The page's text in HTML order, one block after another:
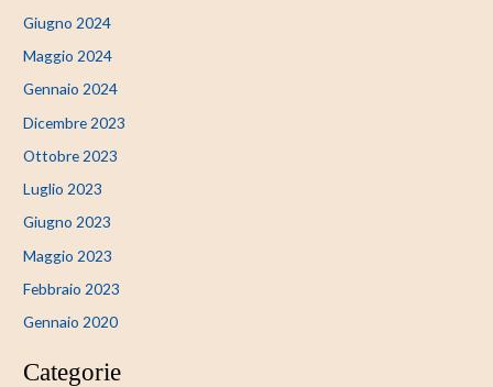
Giugno 2024
Maggio 2024
Gennaio 2024
Dicembre 2023
Ottobre 2023
Luglio 2023
Giugno 2023
Maggio 2023
Febbraio 2023
Gennaio 2020
Categorie